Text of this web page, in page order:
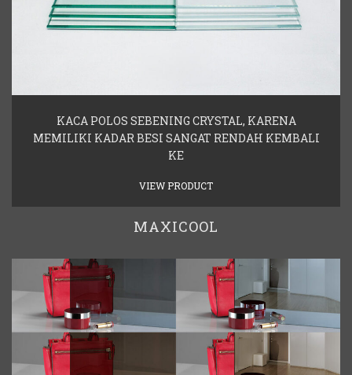
KACA POLOS SEBENING CRYSTAL, KARENA
MEMILIKI KADAR BESI SANGAT RENDAH KEMBALI
KE
VIEW PRODUCT
MAXICOOL